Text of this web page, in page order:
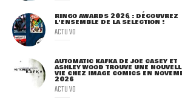
RINGO AWARDS 2026 : DÉCOUVREZ
L'ENSEMBLE DE LA SÉLECTION !
ACTU VO
AUTOMATIC KAFKA DE JOE CASEY ET
ASHLEY WOOD TROUVE UNE
VIE CHEZ IMAGE COMICS EN
2026
ACTU VO